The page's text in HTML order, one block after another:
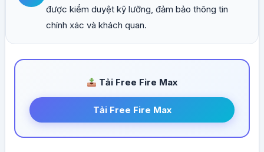
được kiểm duyệt kỹ lưỡng, đảm bảo thông tin
chính xác và khách quan.
Tải Free Fire Max
Tải Free Fire Max